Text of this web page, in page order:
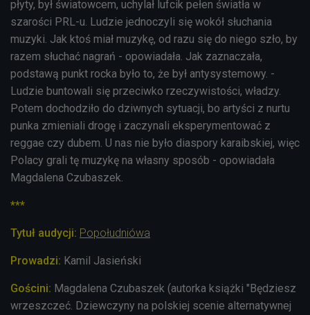
płyty, był światowcem, uchylał lufcik pełen światła w
szarości PRL-u. Ludzie jednoczyli się wokół słuchania
muzyki. Jak ktoś miał muzykę, od razu się do niego szło, by
razem słuchać nagrań - opowiadała. Jak zaznaczała,
podstawą punkt rocka było to, że był antysystemowy. -
Ludzie buntowali się przeciwko rzeczywistości, władzy.
Potem dochodziło do dziwnych sytuacji, bo artyści z nurtu
punka zmieniali drogę i zaczynali eksperymentować z
reggae czy dubem. U nas nie było diaspory karaibskiej, więc
Polacy grali tę muzykę na własny sposób - opowiadała
Magdalena Czubaszek.
***
Tytuł audycji: Popołudniówa
Prowadzi: Kamil Jasieński
Gościni: Magdalena Czubaszek (autorka książki "Będziesz
wrzeszczeć. Dziewczyny na polskiej scenie alternatywnej